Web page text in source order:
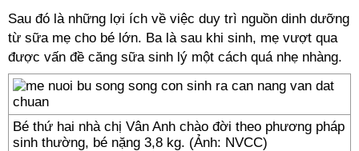
Sau đó là những lợi ích về việc duy trì nguồn dinh dưỡng
từ sữa mẹ cho bé lớn. Ba là sau khi sinh, mẹ vượt qua
được vấn đề căng sữa sinh lý một cách quá nhẹ nhàng.
Bé thứ hai nhà chị Vân Anh chào đời theo phương pháp
sinh thường, bé nặng 3,8 kg. (Ảnh: NVCC)